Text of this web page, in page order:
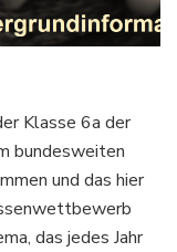
Klasse 6a der
bundesweiten
und das hier
das jedes Jahr